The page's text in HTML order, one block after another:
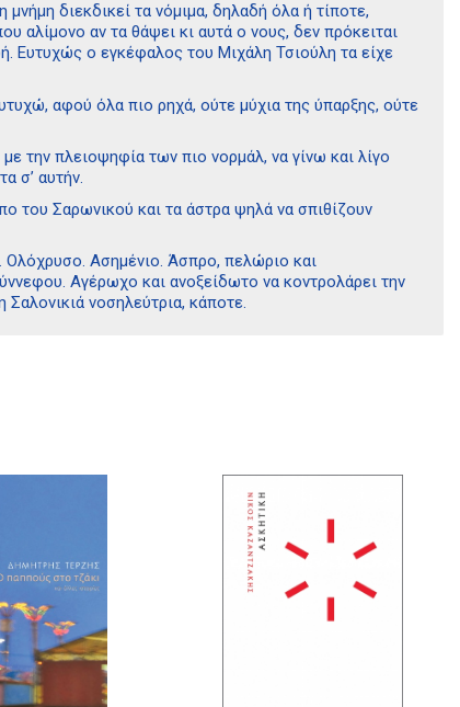
διεκδικεί τα νόμιμα, δηλαδή όλα ή τίποτε,
αλίμονο αν τα θάψει κι αυτά ο νους, δεν πρόκειται
Ευτυχώς ο εγκέφαλος του Μιχάλη Τσιούλη τα είχε
αφού όλα πιο ρηχά, ούτε μύχια της ύπαρξης, ούτε
την πλειοψηφία των πιο νορμάλ, να γίνω και λίγο
σ’ αυτήν.
του Σαρωνικού και τα άστρα ψηλά να σπιθίζουν
Ολόχρυσο. Ασημένιο. Άσπρο, πελώριο και
Αγέρωχο και ανοξείδωτο να κοντρολάρει την
νοσηλεύτρια, κάποτε.